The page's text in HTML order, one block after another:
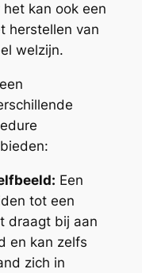
kan ook een
herstellen van
welzijn.
Een
tot een
draagt bij aan
en kan zelfs
zich in